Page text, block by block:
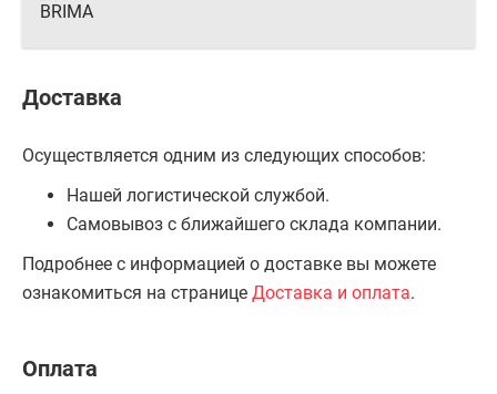
BRIMA
Доставка
Осуществляется одним из следующих способов:
Нашей логистической службой.
Самовывоз с ближайшего склада компании.
Подробнее с информацией о доставке вы можете
ознакомиться на странице Доставка и оплата.
Оплата